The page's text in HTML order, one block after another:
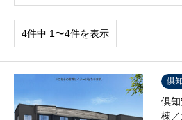
4件中 1〜4件を表示
倶
倶
棟